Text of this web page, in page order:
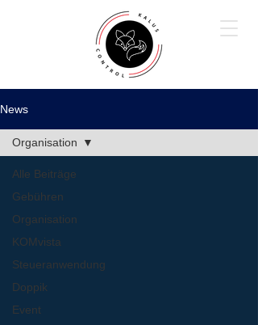
News
Alle Beiträge
Gebühren
Organisation
KOMvista
Steueranwendung
Doppik
Event
Organisation